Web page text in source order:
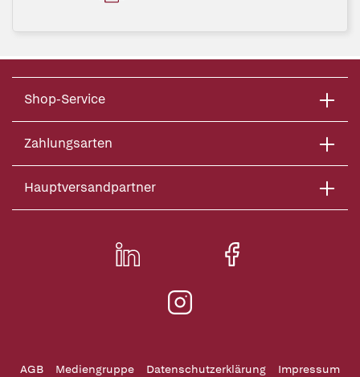
Shop-Service
Zahlungsarten
Hauptversandpartner
AGB Mediengruppe Datenschutzerklärung Impressum